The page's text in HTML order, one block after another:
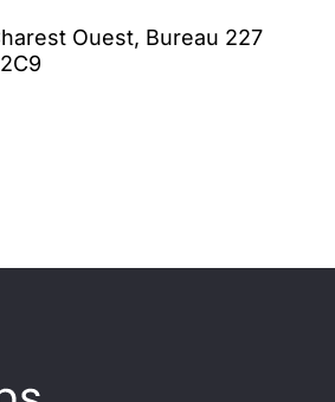
Ouest, Bureau 227